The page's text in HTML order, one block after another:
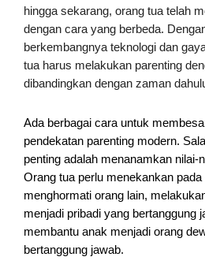
hingga sekarang, orang tua telah
dengan cara yang berbeda.
berkembangnya teknologi dan
tua harus melakukan parenting
dibandingkan dengan zaman
Ada berbagai cara untuk
pendekatan parenting modern.
penting adalah menanamkan nilai-
Orang tua perlu menekankan
menghormati orang lain,
menjadi pribadi yang bertanggung
membantu anak menjadi orang
bertanggung jawab.